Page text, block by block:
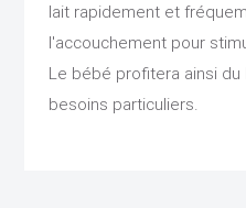
lait rapidement et
l'accouchement pour
Le bébé profitera ainsi
besoins particuliers.